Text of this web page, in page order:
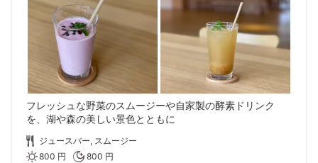
フレッシュな野菜のスムージーや自家製の酵素ドリンク
を、湖や森の美しい景色とともに
ジュースバー, スムージー
800 円
800 円